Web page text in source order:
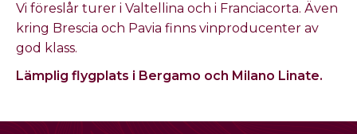
Vi föreslår turer i Valtellina och i Franciacorta. Även
kring Brescia och Pavia finns vinproducenter av
god klass.
Lämplig flygplats i Bergamo och Milano Linate.